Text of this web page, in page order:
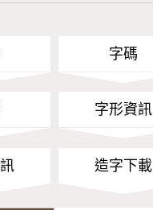
字碼
字形資訊
造字下載